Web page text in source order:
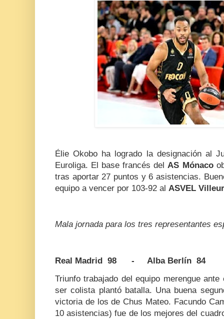
Élie Okobo ha logrado la designación al
Euroliga. El base francés delAS Mónaco
tras aportar 27 puntos y 6 asistencias.
equipo a vencer por 103-92 al ASVEL
Mala jornada para los tres representantes
Real Madrid 98 - Alba Berlín 84
Triunfo trabajado del equipo merengue
ser colista plantó batalla. Una buena
victoria de los de Chus Mateo. Facundo
10 asistencias) fue de los mejores del